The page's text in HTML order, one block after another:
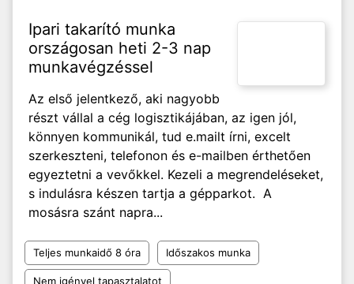
Ipari takarító munka
országosan heti 2-3 nap
munkavégzéssel
Az első jelentkező, aki nagyobb
részt vállal a cég logisztikájában, az igen jól,
könnyen kommunikál, tud e.mailt írni, excelt
szerkeszteni, telefonon és e-mailben érthetően
egyeztetni a vevőkkel. Kezeli a megrendeléseket,
s indulásra készen tartja a gépparkot. A
mosásra szánt napra...
Teljes munkaidő 8 óra Időszakos munka
Nem igényel tapasztalatot